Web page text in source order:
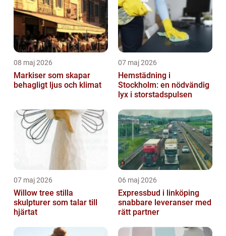
08 maj 2026
Markiser som skapar
behagligt ljus och klimat
07 maj 2026
Hemstädning i
Stockholm: en nödvändig
lyx i storstadspulsen
07 maj 2026
Willow tree stilla
skulpturer som talar till
hjärtat
06 maj 2026
Expressbud i linköping
snabbare leveranser med
rätt partner